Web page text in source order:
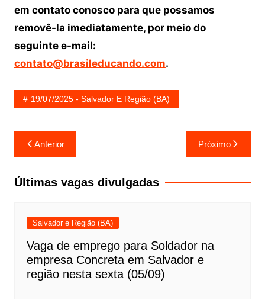
em contato conosco para que possamos
removê-la imediatamente, por meio do
seguinte e-mail:
contato@brasileducando.com.
19/07/2025 - Salvador E Região (BA)
Navegação
de
Post
Anterior Próximo
Últimas vagas divulgadas
Salvador e Região (BA)
Vaga de emprego para Soldador na
empresa Concreta em Salvador e
região nesta sexta (05/09)